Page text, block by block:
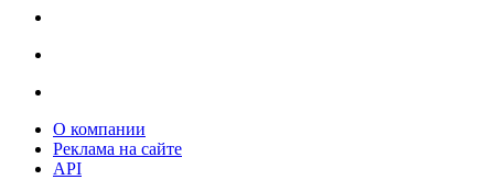
О компании
Реклама на сайте
API